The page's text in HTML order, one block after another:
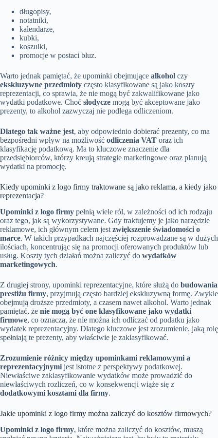
długopisy,
notatniki,
kalendarze,
kubki,
koszulki,
promocje w postaci bluz.
Warto jednak pamiętać, że upominki obejmujące alkohol czy
ekskluzywne przedmioty często klasyfikowane są jako koszty
reprezentacji, co sprawia, że nie mogą być zakwalifikowane jako
wydatki podatkowe. Choć słodycze mogą być akceptowane jako
prezenty, to alkohol zazwyczaj nie podlega odliczeniom.
Dlatego tak ważne jest, aby odpowiednio dobierać prezenty, co ma
bezpośredni wpływ na możliwość odliczenia VAT oraz ich
klasyfikację podatkową. Ma to kluczowe znaczenie dla
przedsiębiorców, którzy kreują strategie marketingowe oraz planują
wydatki na promocję.
Kiedy upominki z logo firmy traktowane są jako reklama, a kiedy jako
reprezentacja?
Upominki z logo firmy pełnią wiele ról, w zależności od ich rodzaju
oraz tego, jak są wykorzystywane. Gdy traktujemy je jako narzędzie
reklamowe, ich głównym celem jest zwiększenie świadomości o
marce. W takich przypadkach najczęściej rozprowadzane są w dużych
ilościach, koncentrując się na promocji oferowanych produktów lub
usług. Koszty tych działań można zaliczyć do wydatków
marketingowych.
Z drugiej strony, upominki reprezentacyjne, które służą do budowania
prestiżu firmy, przyjmują często bardziej ekskluzywną formę. Zwykle
obejmują droższe przedmioty, a czasem nawet alkohol. Warto jednak
pamiętać, że nie mogą być one klasyfikowane jako wydatki
firmowe, co oznacza, że nie można ich odliczać od podatku jako
wydatek reprezentacyjny. Dlatego kluczowe jest zrozumienie, jaką rolę
spełniają te prezenty, aby właściwie je zaklasyfikować.
Zrozumienie różnicy między upominkami reklamowymi a
reprezentacyjnymi jest istotne z perspektywy podatkowej.
Niewłaściwe zaklasyfikowanie wydatków może prowadzić do
niewłaściwych rozliczeń, co w konsekwencji wiąże się z
dodatkowymi kosztami dla firmy.
Jakie upominki z logo firmy można zaliczyć do kosztów firmowych?
Upominki z logo firmy, które można zaliczyć do kosztów, muszą